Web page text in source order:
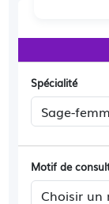
Spécialité
Motif de